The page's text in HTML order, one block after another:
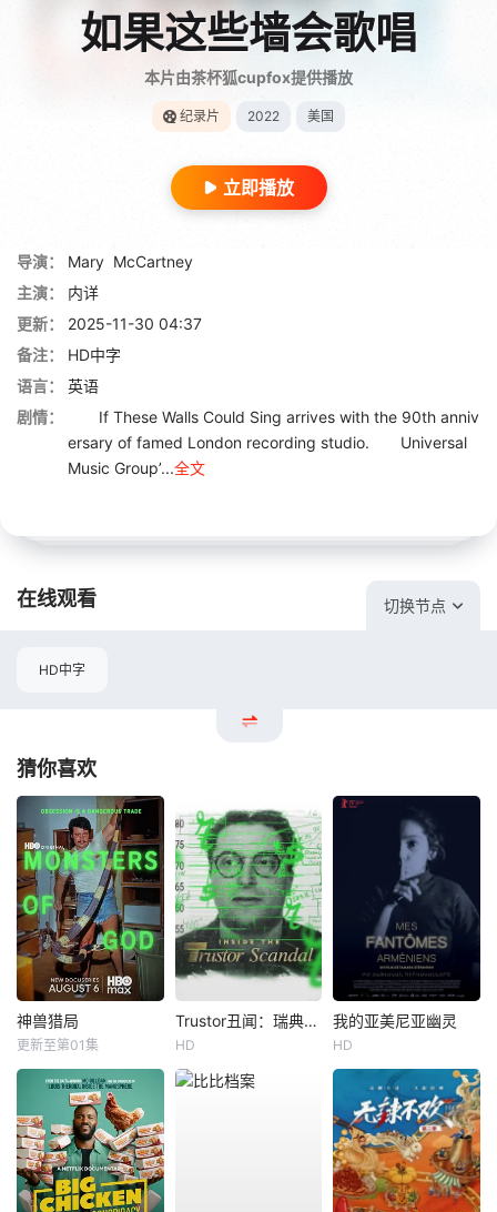
如果这些墙会歌唱
本片由茶杯狐cupfox提供播放
纪录片 2022 美国
立即播放
导演： Mary McCartney
主演：
内详
更新：
2025-11-30 04:37
备注：
HD中字
语言：
英语
剧情：
If These Walls Could Sing arrives with the 90th anniv
ersary of famed London recording studio. Universal
Music Group’...全文
在线观看 切换节点
HD中字
猜你喜欢
神兽猎局
更新至第01集
Trustor丑闻：瑞典金融案内幕
HD
我的亚美尼亚幽灵
HD